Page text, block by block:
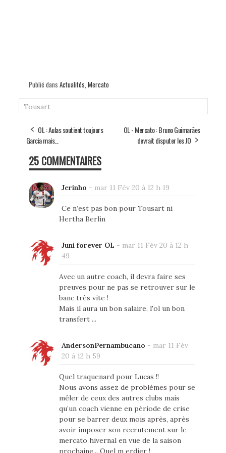
Publié dans Actualités Mercato
Tousart
OL : Aulas soutient toujours
Garcia mais...
OL - Mercato : Bruno Guimarães
devrait disputer les JO
25 COMMENTAIRES
Jerinho - mar 11 Fév 20 à 12 h 19
Ce n’est pas bon pour Tousart ni
Hertha Berlin
Juni forever OL - mar 11 Fév 20 à 12 h
49
Avec un autre coach, il devra faire ses
preuves pour ne pas se retrouver sur le
banc très vite !
Mais il aura un bon salaire, l'ol un bon
transfert ...
AndersonPernambucano - mar 11 Fév
20 à 12 h 59
Quel traquenard pour Lucas !!
Nous avons assez de problèmes pour se
mêler de ceux des autres clubs mais
qu’un coach vienne en période de crise
pour se barrer deux mois après, après
avoir imposer son recrutement sur le
mercato hivernal en vue de la saison
prochaine... Quel m erdier !